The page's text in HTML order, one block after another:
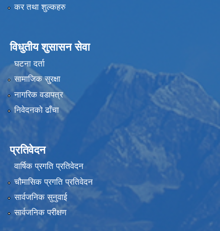
कर तथा शुल्कहरु
विधुतीय शुसासन सेवा
घटना दर्ता
सामाजिक सुरक्षा
नागरिक वडापत्र
निवेदनको ढाँचा
प्रतिवेदन
वार्षिक प्रगति प्रतिवेदन
चौमासिक प्रगति प्रतिवेदन
सार्वजनिक सुनुवाई
सार्वजनिक परीक्षण